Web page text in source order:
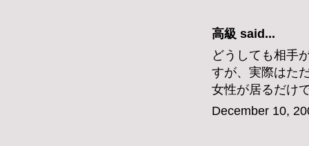
高級 said...
どうしても相手
すが、実際はた
女性が居るだけ
December 10,